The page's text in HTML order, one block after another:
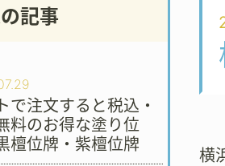
記事
で注文すると税込・
料のお得な塗り位
檀位牌・紫檀位牌
横